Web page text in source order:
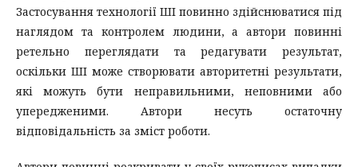
Застосування технології ШІ повинно здійснюватися під
наглядом та контролем людини, а автори повинні
ретельно переглядати та редагувати результат,
оскільки ШІ може створювати авторитетні результати,
які можуть бути неправильними, неповними або
упередженими. Автори несуть остаточну
відповідальність за зміст роботи.